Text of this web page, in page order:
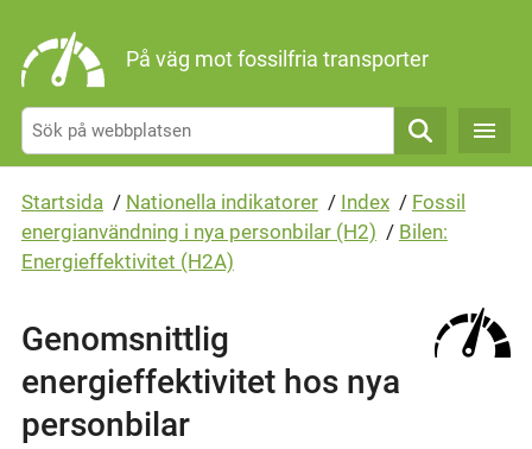
På väg mot fossilfria transporter
Sök
Startsida / Nationella indikatorer / Index / Fossil
energianvändning i nya personbilar (H2) / Bilen:
Energieffektivitet (H2A)
Genomsnittlig
energieffektivitet hos nya
personbilar